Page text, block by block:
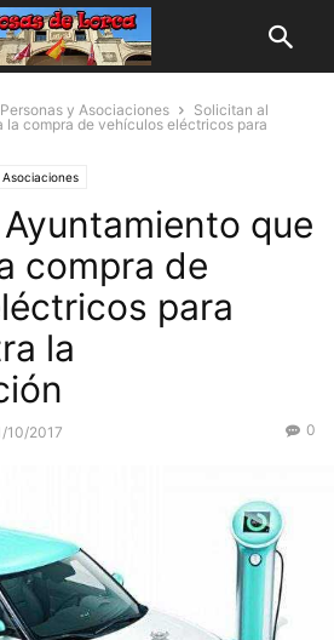
Personas y Asociaciones
Solicitan al
la compra de vehículos eléctricos para
que
compra de
para
la
10/2017 0